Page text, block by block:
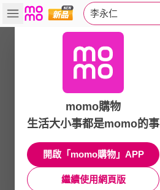
李永仁
momo購物
生活大小事都是momo的事
開啟「momo購物」APP
繼續使用網頁版